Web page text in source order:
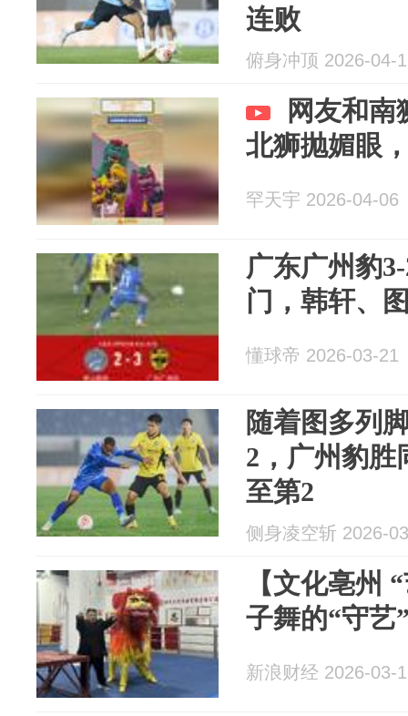
连败
俯身冲顶 2026-04-
网友和南
北狮抛媚眼
罕天宇 2026-04-06
广东广州豹
门，韩轩、
懂球帝 2026-03-21
随着图多列
2，广州豹胜
至第2
侧身凌空斩 2026-
【文化亳州
子舞的“守艺
新浪财经 2026-03-